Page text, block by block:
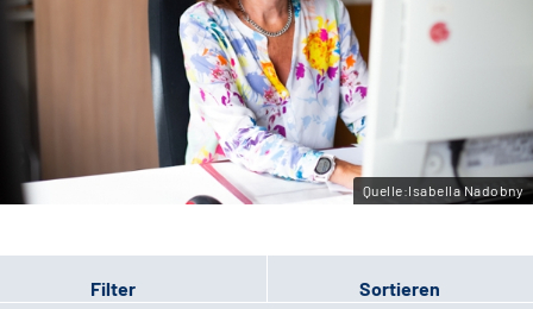
Leichte Sprache
Gebärdensprache
Quelle:Isabella Nadobny
Filter Sortieren